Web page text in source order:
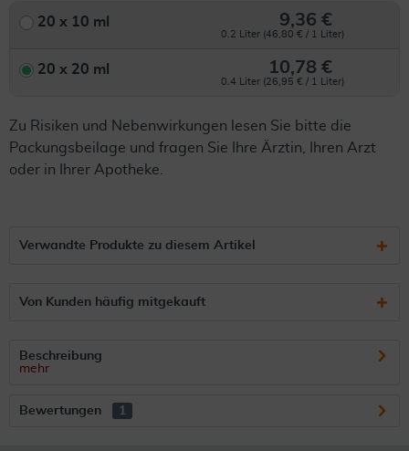
20 x 10 ml 9,36 €
0.2 Liter (46,80 € / 1 Liter)
20 x 20 ml 10,78 €
0.4 Liter (26,95 € / 1 Liter)
Zu Risiken und Nebenwirkungen lesen Sie bitte die
Packungsbeilage und fragen Sie Ihre Ärztin, Ihren Arzt
oder in Ihrer Apotheke.
Verwandte Produkte zu diesem Artikel
Von Kunden häufig mitgekauft
Beschreibung
mehr
Bewertungen 1